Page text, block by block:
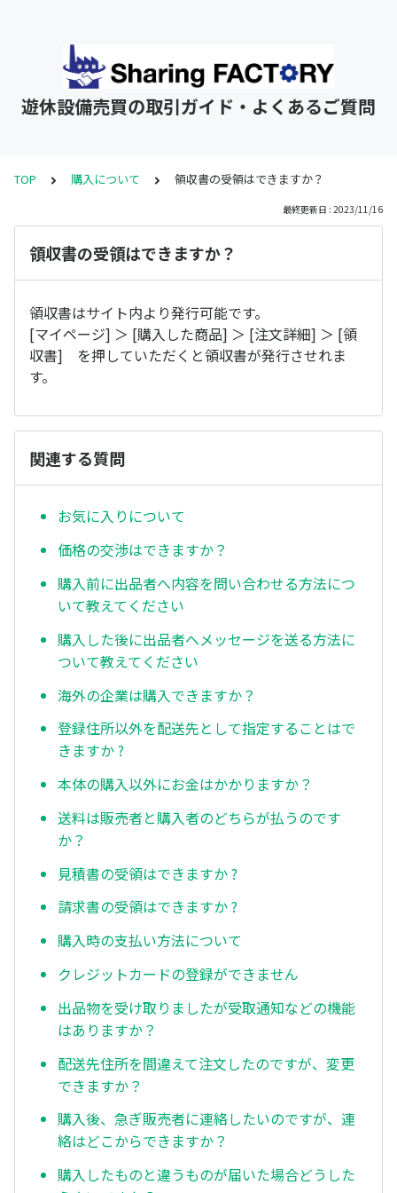
遊休設備売買の取引ガイド・よくあるご質問
TOP 購入について 領収書の受領はできますか？
最終更新日 : 2023/11/16
領収書の受領はできますか？
領収書はサイト内より発行可能です。
[マイページ] ＞ [購入した商品] ＞ [注文詳細] ＞ [領
収書] を押していただくと領収書が発行させれま
す。
関連する質問
お気に入りについて
価格の交渉はできますか？
購入前に出品者へ内容を問い合わせる方法につ
いて教えてください
購入した後に出品者へメッセージを送る方法に
ついて教えてください
海外の企業は購入できますか？
登録住所以外を配送先として指定することはで
きますか ?
本体の購入以外にお金はかかりますか？
送料は販売者と購入者のどちらが払うのです
か？
見積書の受領はできますか ?
請求書の受領はできますか ?
購入時の支払い方法について
クレジットカードの登録ができません
出品物を受け取りましたが受取通知などの機能
はありますか？
配送先住所を間違えて注文したのですが、変更
できますか？
購入後、急ぎ販売者に連絡したいのですが、連
絡はどこからできますか？
購入したものと違うものが届いた場合どうした